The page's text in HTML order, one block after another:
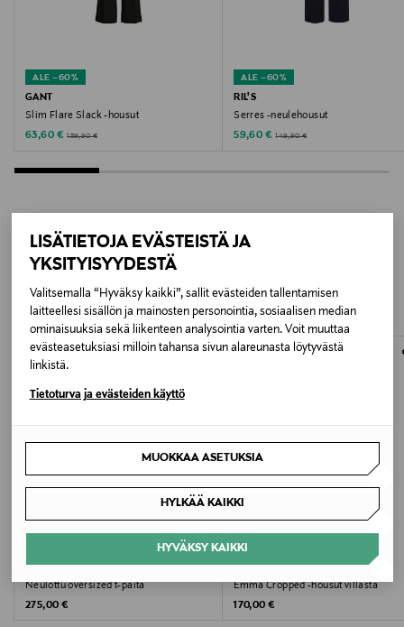
LISÄTIETOJA EVÄSTEISTÄ JA
YKSITYISYYDESTÄ
Valitsemalla “Hyväksy kaikki”, sallit evästeiden tallentamisen
laitteellesi sisällön ja mainosten personointia, sosiaalisen median
ominaisuuksia sekä liikenteen analysointia varten. Voit muuttaa
evästeasetuksiasi milloin tahansa sivun alareunasta löytyvästä
linkistä.
Tietoturva ja evästeiden käyttö
MUOKKAA ASETUKSIA
HYLKÄÄ KAIKKI
HYVÄKSY KAIKKI
Valmistajan osoite
Holy-Allee 3, 72555 Metzingen, Germany
Digitaalinen osoite
Avainsanat
HUGO, housut, naisten housut, leveälahkeiset
housut, korkeavyötäröiset housut
ALE –60%
GANT
Slim Flare Slack -housut
Discounted Price
63,60 € Original Price
159,90 €
ALE –60%
RIL'S
Serres -neulehousut
Discounted Price
59,60 € Original Price
149,90 €
LISÄÄ KIINNOSTAVIA
TUOTTEITA
SOFT GOAT
Neulottu oversized t-paita
Original Price
275,00 €
ETUKUPONKITUOTE
FILIPPA K
Emma Cropped -housut villasta
Original Price
170,00 €